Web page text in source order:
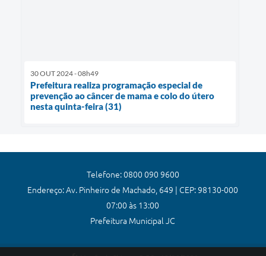
30 OUT 2024 - 08h49
Prefeitura realiza programação especial de
prevenção ao câncer de mama e colo do útero
nesta quinta-feira (31)
Telefone: 0800 090 9600
Endereço: Av. Pinheiro de Machado, 649 | CEP: 98130-000
07:00 às 13:00
Prefeitura Municipal JC